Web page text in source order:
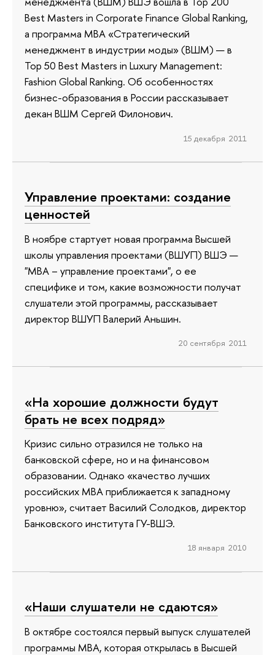
Best Masters in Corporate Finance Global Ranking,
а программа MBA «Стратегический
менеджмент в индустрии моды» (ВШМ) — в
Top 50 Best Masters in Luxury Management:
Fashion Global Ranking. Об особенностях
бизнес-образования в России рассказывает
декан ВШМ Сергей Филонович.
15 декабря 2011
Управление проектами: создание
ценностей
В ноябре стартует новая программа Высшей
школы управления проектами (ВШУП) ВШЭ —
"МВА – управление проектами", о ее
специфике и том, какие возможности получат
слушатели этой программы, рассказывает
директор ВШУП Валерий Аньшин.
20 сентября 2011
«На хорошие должности будут
брать не всех подряд»
Кризис сильно отразился не только на
банковской сфере, но и на финансовом
образовании. Однако «качество лучших
российских МВА приближается к западному
уровню», считает Василий Солодков, директор
Банковского института ГУ-ВШЭ.
18 января 2010
«Наши слушатели не сдаются»
В октябре состоялся первый выпуск слушателей
программы МВА, которая открылась в Высшей